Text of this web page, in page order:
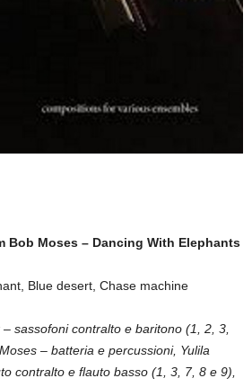
Bob Moses – Dancing With Elephants
Blue desert, Chase machine
sassofoni contralto e baritono (1, 2, 3,
– batteria e percussioni, Yulila
contralto e flauto basso (1, 3, 7, 8 e 9),